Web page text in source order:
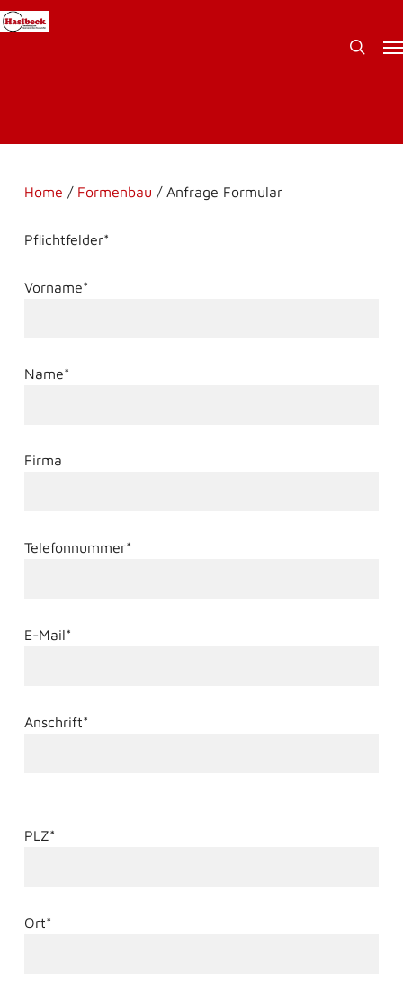
Skip
to
Home / Formenbau / Anfrage Formular
Pflichtfelder*
Vorname*
Name*
Firma
Telefonnummer*
E-Mail*
Anschrift*
lasse
PLZ*
Ort*